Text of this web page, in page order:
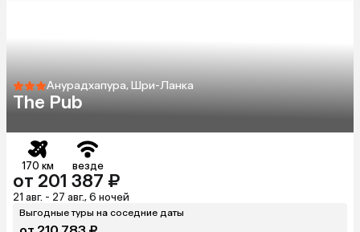
Анурадхапура, Шри-Ланка
The Pub
170 км везде
от 201 387 ₽
21 авг. - 27 авг., 6 ночей
Выгодные туры на соседние даты